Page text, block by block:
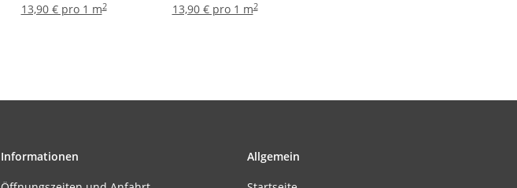
13,90 € pro 1 m2
13,90 € pro 1 m2
Informationen Allgemein